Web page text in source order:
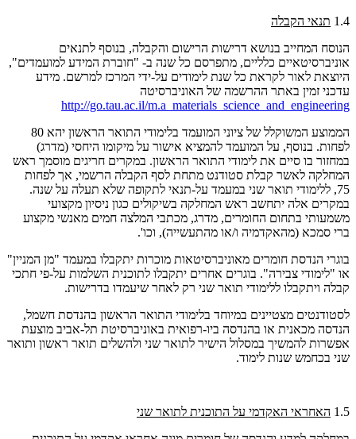
1.4 תנאי הקבלה
הנוסח המחייב בנושא דרישות הרישום והקבלה, בנוסף לתנאים
אוניברסיטאיים כלליים, מתפרסם כל שנה ב- "חוברת המידע למועמדים",
היוצאת לאור לקראת כל שנת לימודים על-ידי המרכז למרשם. מידע
עדכני זמין באתר ההרשמה של האוניברסיטה
http://go.tau.ac.il/m.a_materials_science_and_engineering
הממוצע המשוקלל של ציוני המועמד בלימודי התואר הראשון יהא 80
לפחות. בנוסף, על המועמד להמציא אישור על מיקומו היחסי (מדרג)
במחזור בו סיים את לימודי התואר הראשון. במקרים חריגים מוסמך ראש
המחלקה לאשר קבלת סטודנט מתחת לסף הקבלה הרשמי, אך לפחות
75, ללימודי תואר שני במעמד על-תנאי לתקופה שלא תעלה על שנה.
במקרים אלה יתחשב ראש המחלקה בשיקולים כגון ניסיון מקצועי
משמעותי בתחום החומרים, מדרג, מכתבי המלצה חמים מאנשי מקצוע
ברי סמכא (מהאקדמיה ו/או מהתעשייה), וכו'.
בוגרי הנדסת חומרים מאוניברסיטאות מוכרות יתקבלו במעמד "מן המניין"
או "לימודי צבירה". בוגרים אחרים יתקבלו לתוכנית השלמות על-פי חתכי
קבלה ויתקבלו ללימודי תואר שני רק לאחר שיעמדו בדרישות.
לסטודנטים מצטיינים במיוחד בלימודי התואר הראשון בהנדסת חשמל,
הנדסה מכאנית או בהנדסה ביו-רפואית באוניברסיטת תל-אביב מוצעת
אפשרות להמשיך במסלול הישיר לתואר שני ולהשלים תואר ראשון ותואר
שני בכחמש שנות לימוד.
1.5 האחראי האקדמי על התוכנית לתואר שני